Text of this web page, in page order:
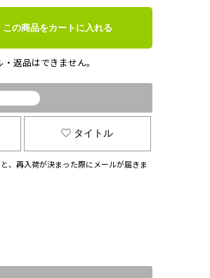
この商品をカートに入れる
返品はできません。
タイトル
、再入荷が決まった際にメールが届きま